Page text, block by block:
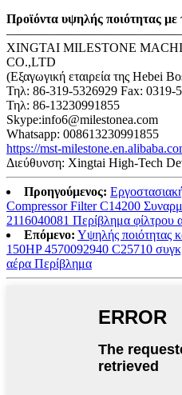
Προϊόντα υψηλής ποιότητας
XINGTAI MILESTONE
CO.,LTD
(Εξαγωγική εταιρεία της Hebei
Τηλ: 86-319-5326929 Fax: 0319-
Τηλ: 86-13230991855
Skype:info6@milestonea.com
Whatsapp: 008613230991855
https://mst-
Διεύθυνση: Xingtai High-Tech
Προηγούμενος:
Compressor Filter C14200
2116040081 Περίβλημα φίλτρου
Επόμενο: Υψηλής ποιότητας
150HP 4570092940 C25710
αέρα Περίβλημα